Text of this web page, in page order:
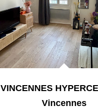
VINCENNES
Vincennes